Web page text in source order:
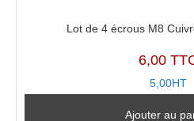
Lot de 4 écrous M8
6,00
5,00HT
Ajouter au